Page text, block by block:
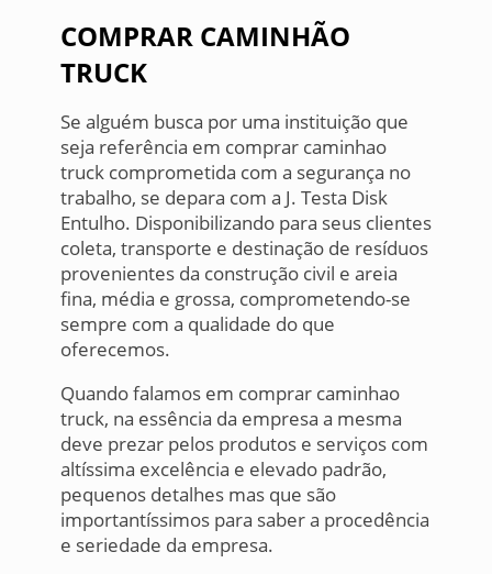
COMPRAR CAMINHÃO
TRUCK
Se alguém busca por uma instituição que
seja referência em comprar caminhao
truck comprometida com a segurança no
trabalho, se depara com a J. Testa Disk
Entulho. Disponibilizando para seus clientes
coleta, transporte e destinação de resíduos
provenientes da construção civil e areia
fina, média e grossa, comprometendo-se
sempre com a qualidade do que
oferecemos.
Quando falamos em comprar caminhao
truck, na essência da empresa a mesma
deve prezar pelos produtos e serviços com
altíssima excelência e elevado padrão,
pequenos detalhes mas que são
importantíssimos para saber a procedência
e seriedade da empresa.